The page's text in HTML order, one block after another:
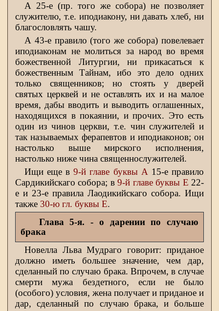
А 25-е (пр. того же собора) не позволяет
служителю, т.е. иподиакону, ни давать хлеб, ни
благословлять чашу.
А 43-е правило (того же собора) повелевает
иподиаконам не молиться за народ во время
божественной Литургии, ни прикасаться к
божественным Тайнам, ибо это дело одних
только священников; но стоять у дверей
святых церквей и не оставлять их и на малое
время, дабы вводить и выводить оглашенных,
находящихся в покаянии, и прочих. Это есть
один из чинов церкви, т.е. чин служителей и
так называемых ферапевтов и иподиаконов; он
настолько выше мирского исполнения,
настолько ниже чина священнослужителей.
Ищи еще в9-й главе буквы A 15-е правило
Сардикийскаго собора; в9-й главе буквы Ε 22-
е и 23-е правила Лаодикийскаго собора. Ищи
также 30-ю гл. буквы Ε.
Глава 5-я. - о дарении по случаю
брака
Новелла Льва Мудраго говорит: приданое
должно иметь большее значение, чем дар,
сделанный по случаю брака. Впрочем, в случае
смерти мужа бездетного, если не было
(особого) условия, жена получает и приданое и
дар, сделанный по случаю брака, и больше